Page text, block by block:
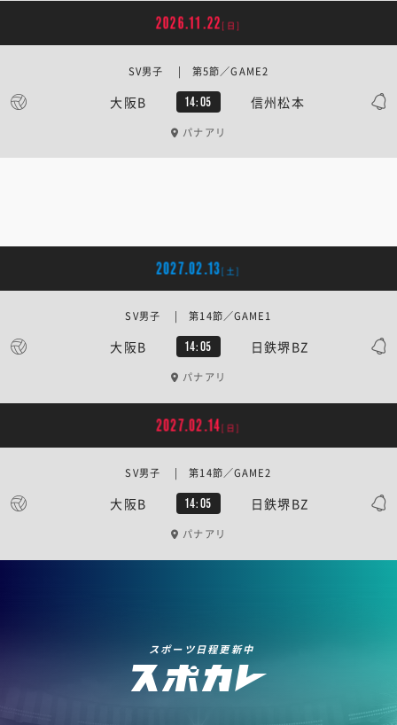
2026.11.22 [日]
大阪B 14:05 信州松本
SV男子 | 第5節／GAME2
パナアリ
2027.02.13[土]
大阪B 14:05 日鉄堺BZ
SV男子 | 第14節／GAME1
パナアリ
2027.02.14[日]
大阪B 14:05 日鉄堺BZ
SV男子 | 第14節／GAME2
パナアリ
スポーツ日程更新中